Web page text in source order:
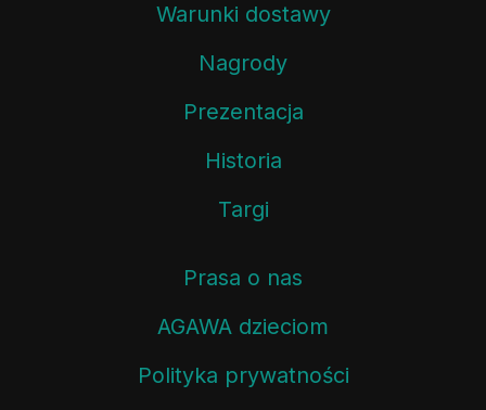
Warunki dostawy
Nagrody
Prezentacja
Historia
Targi
Prasa o nas
AGAWA dzieciom
Polityka prywatności